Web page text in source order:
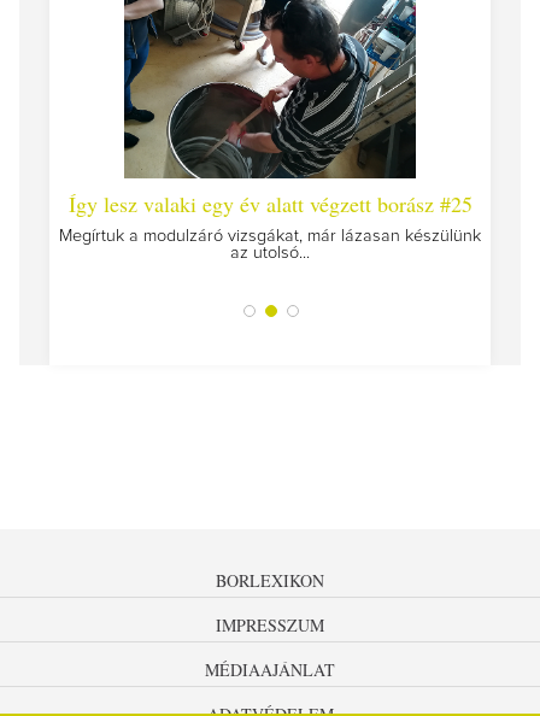
Így lesz valaki egy év alatt végzett borász #25
Megírtuk a modulzáró vizsgákat, már lázasan készülünk
az utolsó...
BORLEXIKON
IMPRESSZUM
MÉDIAAJÁNLAT